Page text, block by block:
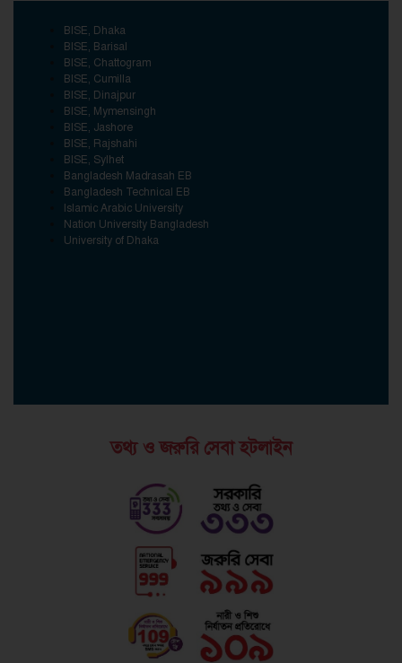
BISE, Dhaka
BISE, Barisal
BISE, Chattogram
BISE, Cumilla
BISE, Dinajpur
BISE, Mymensingh
BISE, Jashore
BISE, Rajshahi
BISE, Sylhet
Bangladesh Madrasah EB
Bangladesh Technical EB
Islamic Arabic University
Nation University Bangladesh
University of Dhaka
তথ্য ও জরুরি সেবা হটলাইন